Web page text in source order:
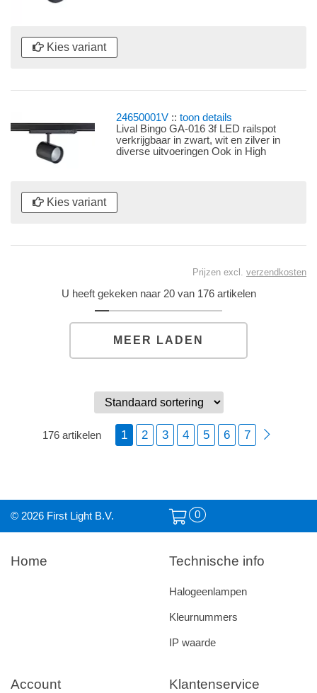
Kies variant
24650001V ::toon details
Lival Bingo GA-016 3f LED railspot
verkrijgbaar in zwart, wit en zilver in
diverse uitvoeringen Ook in High
Kies variant
Prijzen excl. verzendkosten
U heeft gekeken naar 20 van 176 artikelen
MEER LADEN
176 artikelen 1 2 3 4 5 6 7
© 2026 First Light B.V. 0
Home
Klantenservice
Account
Technische info
Halogeenlampen
Kleurnummers
IP waarde